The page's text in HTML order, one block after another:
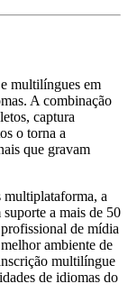
multilíngues em
A combinação
captura
o torna a
que gravam
multiplataforma, a
a mais de 50
de mídia
ambiente de
multilíngue
de idiomas do